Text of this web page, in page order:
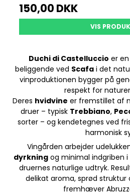
150,00 DKK
VIS
Duchi di Castelluccio er
beliggende ved Scafai det
vinproduktionen bygger på
respekt for
Deres hvidvine er fremstillet af
druer – typisk Trebbiano,
sorter – og kendetegnes ved
harmonisk
Vingården arbejder
dyrkningog minimal indgriben
druernes naturlige udtryk.
delikat aroma, sprød struktur
fremhæver